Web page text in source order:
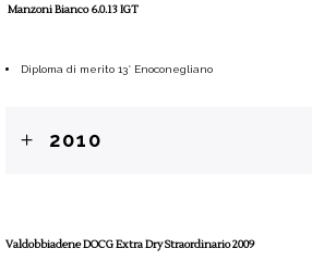
Manzoni Bianco 6.0.13 IGT
Diploma di merito 13° Enoconegliano
2010
Valdobbiadene DOCG Extra Dry Straordinario 2009